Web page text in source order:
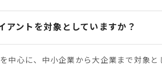
アントを対象としていますか？
中心に、中小企業から大企業まで対象と